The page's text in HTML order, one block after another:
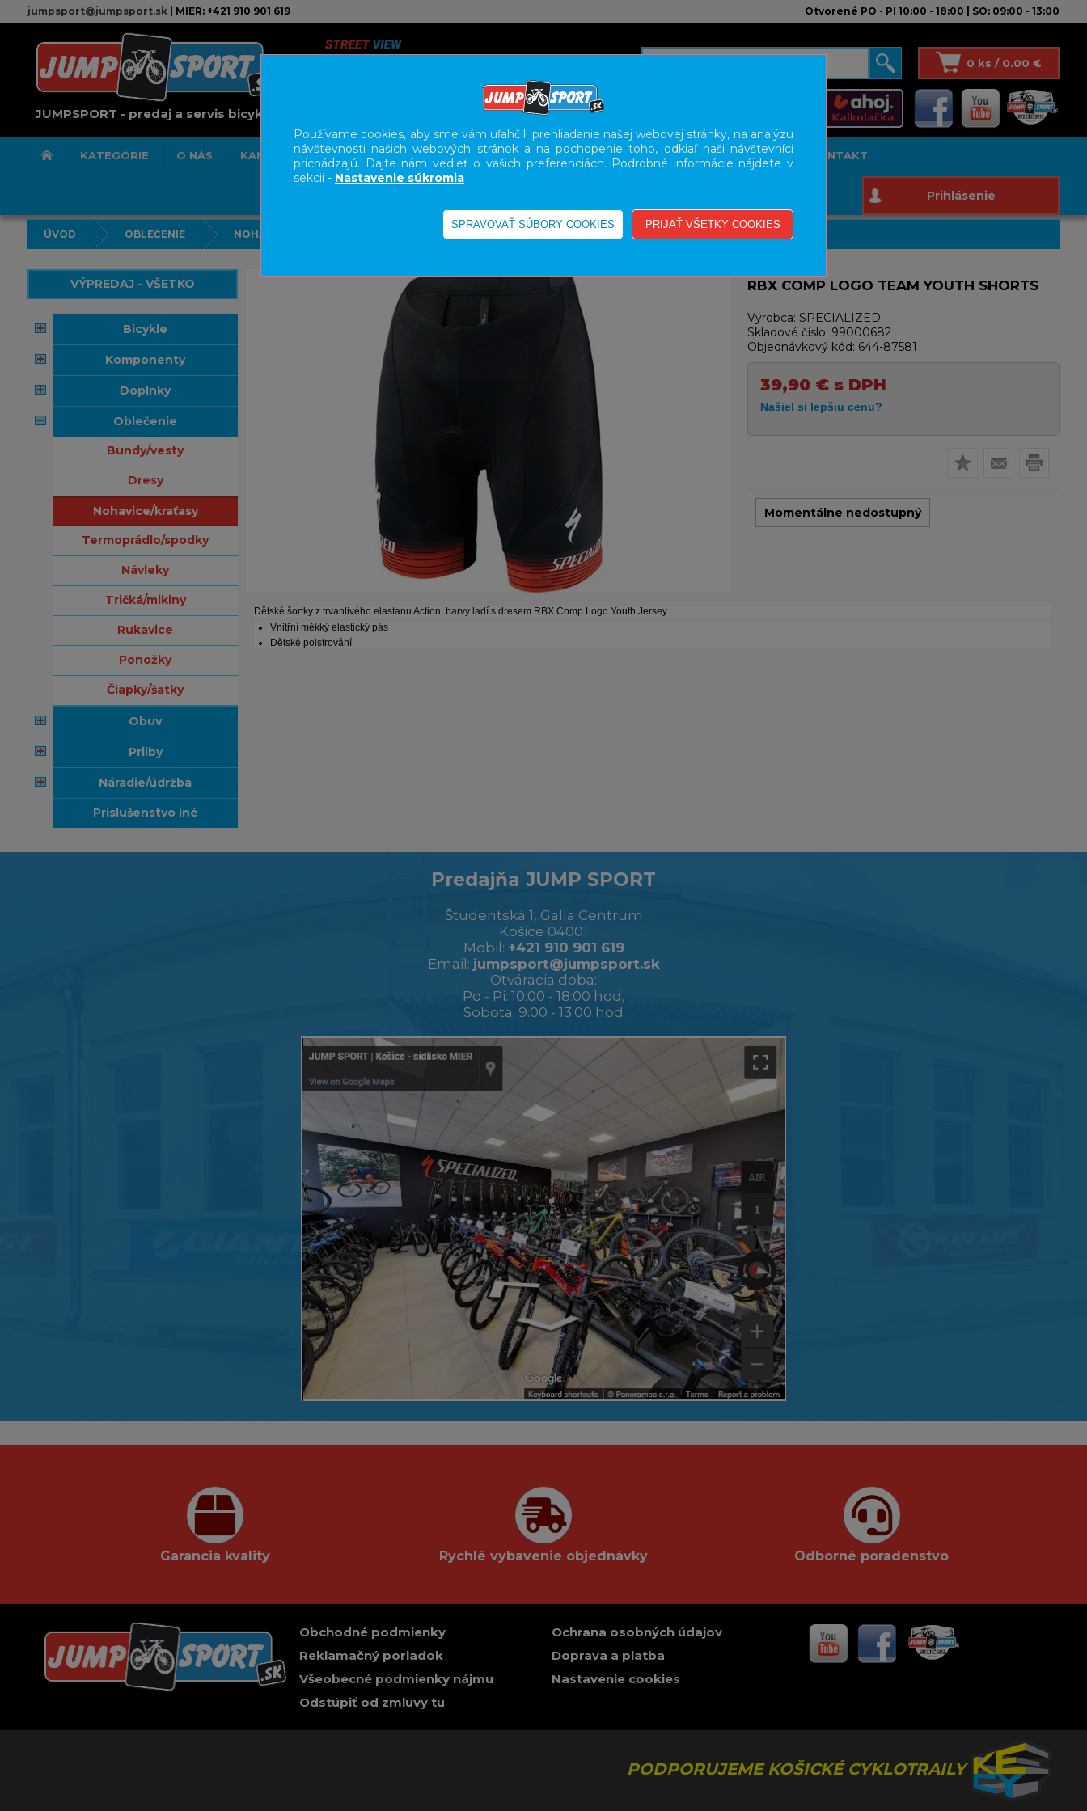
jumpsport@jumpsport.sk| MIER: +421 910 901 619 Otvorené PO - PI 10:00 - 18:00 | SO: 09:00 - 13:00
JUMPSPORT - predaj a servis bicyklov
0 ks / 0.00 €
KATEGÓRIE O NÁS KAMENNÁ PREDAJNA SERVIS SLUŽBY KARIÉRA BODY GEOMETRY FIT STUDIO KONTAKT
Prihlásenie
ÚVOD OBLEČENIE NOHAVICE/KRAŤASY
VÝPREDAJ - VŠETKO
bicykle
komponenty
doplnky
oblečenie
bundy/vesty
dresy
nohavice/kraťasy
termoprádlo/spodky
návleky
tričká/mikiny
rukavice
ponožky
čiapky/šatky
obuv
prilby
náradie/údržba
príslušenstvo iné
RBX COMP LOGO TEAM YOUTH SHORTS
Výrobca: SPECIALIZED
Skladové číslo: 99000682
Objednávkový kód: 644-87581
39,90 €s DPH
Momentálne nedostupný
Dětské šortky z trvanlivého elastanu Action, barvy ladí s dresem RBX Comp Logo Youth Jersey.
Vnitřní měkký elastický pás
Dětské polstrování
Predajňa JUMP SPORT
Študentská 1, Galla Centrum
Košice 04001
Mobil: +421 910 901 619
Email: jumpsport@jumpsport.sk
Otváracia doba:
Po - Pi: 10:00 - 18:00 hod,
Sobota: 9:00 - 13:00 hod
Garancia kvality Rychlé vybavenie objednávky Odborné poradenstvo
Obchodné podmienky
Reklamačný poriadok
Všeobecné podmienky nájmu
Odstúpiť od zmluvy tu
Ochrana osobných údajov
Doprava a platba
Nastavenie cookies
PODPORUJEME KOŠICKÉ CYKLOTRAILY
Používame cookies, aby sme vám uľahčili prehliadanie našej webovej stránky, na analýzu
návštevnosti našich webových stránok a na pochopenie toho, odkiaľ naši návštevníci
prichádzajú. Dajte nám vedieť o vašich preferenciách. Podrobné informácie nájdete v
sekcii - Nastavenie súkromia